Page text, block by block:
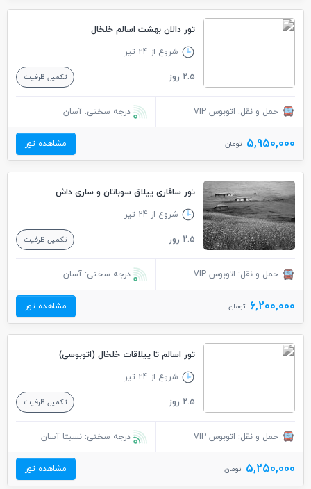
تور دالان بهشت اسالم خلخال
شروع از 24 تیر
2.5 روز تکمیل ظرفیت
حمل و نقل: اتوبوس VIP درجه سختی: آسان
5,950,000 تومان مشاهده تور
تور سافاری ییلاق سوباتان و ساری داش
شروع از 24 تیر
2.5 روز تکمیل ظرفیت
حمل و نقل: اتوبوس VIP درجه سختی: آسان
6,200,000 تومان مشاهده تور
تور اسالم تا ییلاقات خلخال (اتوبوسی)
شروع از 24 تیر
2.5 روز تکمیل ظرفیت
حمل و نقل: اتوبوس VIP درجه سختی: نسبتا آسان
5,250,000 تومان مشاهده تور